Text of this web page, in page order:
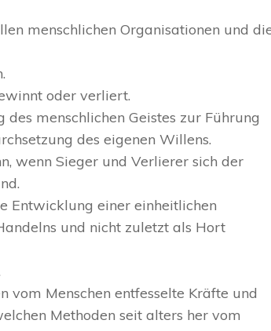
menschlichen Organisationen und
oder verliert.
menschlichen Geistes zur Führung
des eigenen Willens.
wenn Sieger und Verlierer sich der
Entwicklung einer einheitlichen
und nicht zuletzt als Hort
vom Menschen entfesselte Kräfte und
Methoden seit alters her vom